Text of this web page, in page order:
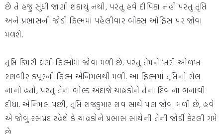
છે તે હજુ સુધી જાણી શકાયું નથી, પરંતુ હવે દીપિકા નહીં પરંતુ તૃપ્તિ
અને પ્રભાસની જોડી ફિલ્મમાં પહેલીવાર બોક્સ ઓફિસ પર જોવા
મળશે.
તૃપ્તિ ડિમરી ઘણી ફિલ્મોમાં જોવા મળી છે. પરંતુ તેમને ખરી ઓળખ
રણબીર કપૂરની ફિલ્મ એનિમલથી મળી. આ ફિલ્મમાં તૃપ્તિનો રોલ
નાનો હતો, પરંતુ તેના બોલ્ડ અંદાજે ચાહકોને તેના દિવાના બનાવી
દીધા. એનિમલ પછી, તૃપ્તિ રાજકુમાર રાવ સાથે પણ જોવા મળી છે, હવે
એ જોવું રસપ્રદ રહેશે કે ચાહકોને પ્રભાસ સાથેની તેની જોર્ડી કેટલી ગમે